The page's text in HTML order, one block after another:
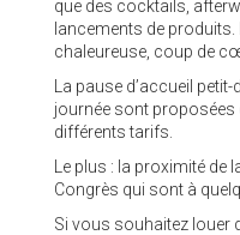
que des cocktails,
lancements de
chaleureuse, coup de
La pause d’accueil
journée sont proposées
différents tarifs.
Le plus : la proximité de
Congrès qui sont à
Si vous souhaitez louer